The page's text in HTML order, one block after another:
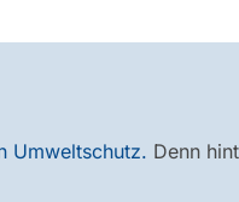
Umweltschutz. Denn